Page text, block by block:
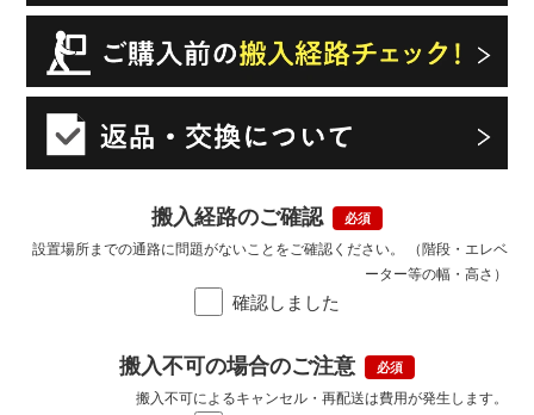
搬入経路のご確認
確認しました
設置場所までの通路に問題がないことをご確認ください。 （階段・エレベ
ーター等の幅・高さ）
搬入不可の場合のご注意
搬入不可によるキャンセル・再配送は費用が発生します。